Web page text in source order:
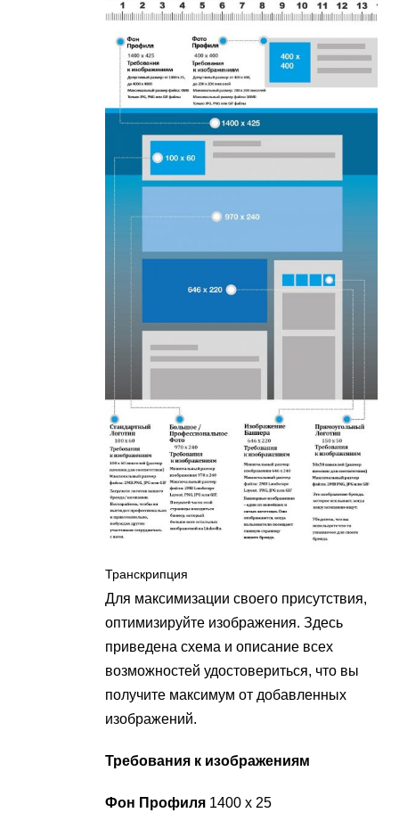
Транскрипция
Для максимизации своего присутствия,
оптимизируйте изображения. Здесь
приведена схема и описание всех
возможностей удостовериться, что вы
получите максимум от добавленных
изображений.
Требования к изображениям
Фон Профиля 1400 х 25